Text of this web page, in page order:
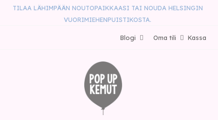
TILAA LÄHIMPÄÄN NOUTOPAIKKAASI TAI NOUDA HELSINGIN
VUORIMIEHENPUISTIKOSTA.
Kassa
Oma tili
Blogi